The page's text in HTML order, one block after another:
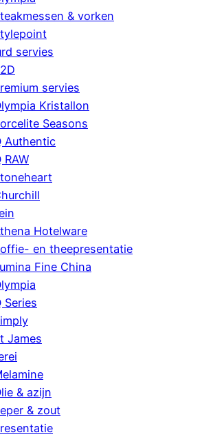
& vorken
servies
servies
Kristallon
Seasons
Authentic
RAW
Hotelware
en theepresentatie
Fine China
Series
James
& azijn
& zout